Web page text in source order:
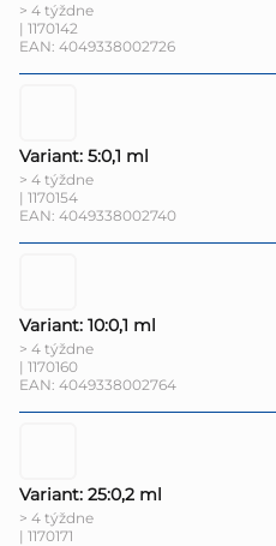
> 4 týždne
| 1170142
EAN: 4049338002726
Variant: 5:0,1 ml
> 4 týždne
| 1170154
EAN: 4049338002740
Variant: 10:0,1 ml
> 4 týždne
| 1170160
EAN: 4049338002764
Variant: 25:0,2 ml
> 4 týždne
| 1170171